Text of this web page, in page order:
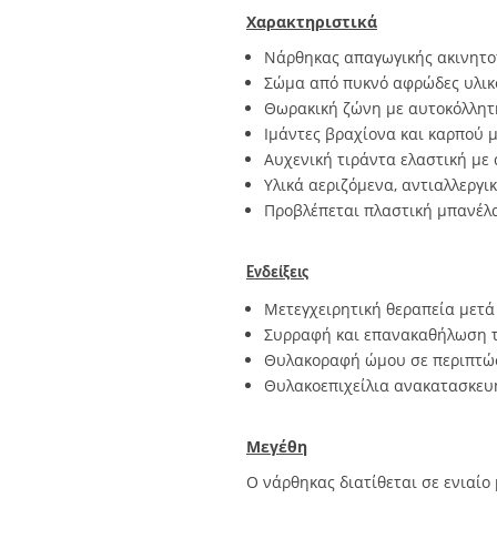
Χαρακτηριστικά
Νάρθηκας απαγωγικής
Σώμα από πυκνό αφρώδες
Θωρακική ζώνη με
Ιμάντες βραχίονα και καρπού
Αυχενική τιράντα ελαστική με
Υλικά αεριζόμενα,
Προβλέπεται πλαστική
Ενδείξεις
Μετεγχειρητική θεραπεία
Συρραφή και επανακαθήλωση
Θυλακοραφή ώμου σε
Θυλακοεπιχείλια
Μεγέθη
Ο νάρθηκας διατίθεται σε